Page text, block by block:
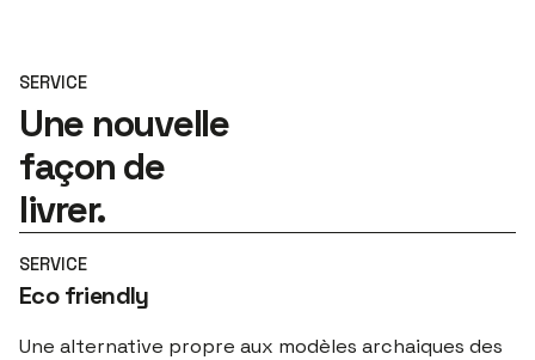
SERVICE
Une nouvelle
façon de
livrer.
SERVICE
Eco friendly
Une alternative propre aux modèles archaiques des